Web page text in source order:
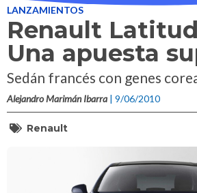
LANZAMIENTOS
Renault
Una apuesta
Sedán francés con genes
Alejandro Marimán Ibarra | 9/06/2010
Renault